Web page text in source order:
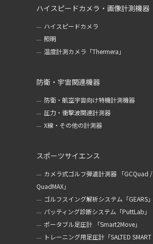
ハイスピードカメラ・画像計測機器
ハイスピードカメラ
照明
温度計測カメラ「Thermera」
防衛・宇宙関連機器
防衛・航空宇宙向け特機計測機器
圧力・衝撃波関連計測器
X線・その他の計測器
スポーツサイエンス
カメラ式ゴルフ弾道計測器 「GCQuad /
QuadMAX」
ゴルフスイング解析システム「GEARS」
パッティング診断システム「PuttLab」
ポータブル足圧計 「Smart2Move」
トレーニング用足圧計「SALTED SMART